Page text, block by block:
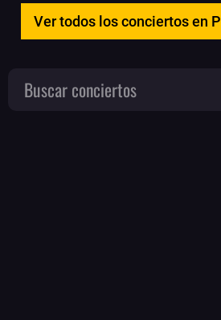
Ver todos los conciertos en
Buscar conciertos